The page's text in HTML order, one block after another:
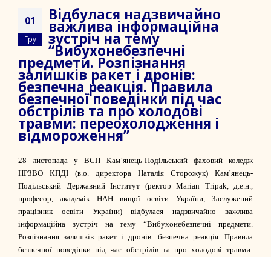
01
Гру
Відбулася надзвичайно
важлива інформаційна
зустріч на тему
“Вибухонебезпечні
предмети. Розпізнання
залишків ракет і дронів:
безпечна реакція. Правила
безпечної поведінки під час
обстрілів та про холодові
травми: переохолодження і
відмороження”
28 листопада у ВСП Кам’янець-Подільський фаховий коледж
НРЗВО КПДІ (в.о. директора Наталія Сторожук) Кам’янець-
Подільський Державний Інститут (ректор Marian Tripak, д.е.н.,
професор, академік НАН вищої освіти України, Заслужений
працівник освіти України) відбулася надзвичайно важлива
інформаційна зустріч на тему “Вибухонебезпечні предмети.
Розпізнання залишків ракет і дронів: безпечна реакція. Правила
безпечної поведінки під час обстрілів та про холодові травми: